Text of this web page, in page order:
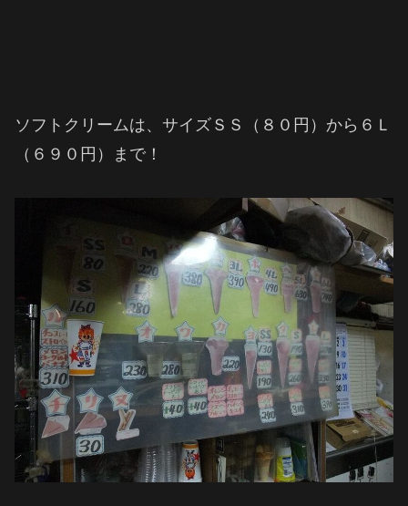
ソフトクリームは、サイズＳＳ（８０円）から６Ｌ
（６９０円）まで！